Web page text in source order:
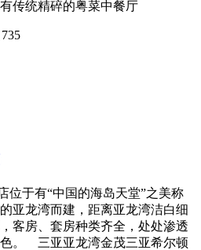
传统精碎的粤菜中餐厅
735
位于有“中国的海岛天堂”之美称
亚龙湾而建，距离亚龙湾洁白细
客房、套房种类齐全，处处渗透
。 三亚亚龙湾金茂三亚希尔顿